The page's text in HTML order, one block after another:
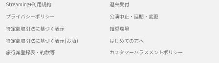
Streaming+利用規約
プライバシーポリシー
特定商取引法に基づく表示
特定商取引法に基づく表示(お酒)
旅行業登録表・約款等
退会受付
公演中止・延期・変更
推奨環境
はじめての方へ
カスタマーハラスメントポリシー